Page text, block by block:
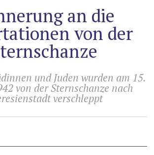
an die
von der
und Juden wurden am 15.
von der Sternschanze nach
verschleppt